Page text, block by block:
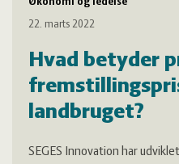
22. marts 2022
Hvad betyder
landbruget?
SEGES Innovation har